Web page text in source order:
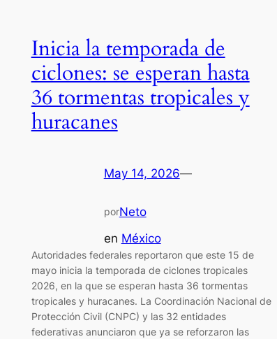
Inicia la temporada de
ciclones: se esperan hasta
36 tormentas tropicales y
huracanes
May 14, 2026—
porNeto
en México
Autoridades federales reportaron que este 15 de
mayo inicia la temporada de ciclones tropicales
2026, en la que se esperan hasta 36 tormentas
tropicales y huracanes. La Coordinación Nacional de
Protección Civil (CNPC) y las 32 entidades
federativas anunciaron que ya se reforzaron las